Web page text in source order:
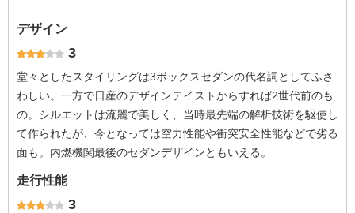
デザイン
3
堂々としたスタイリングは3ボックスセダンの代名詞としてふさ
わしい。一方で日産のデザインテイストからすれば2世代前のも
の。シルエットは流麗で美しく、当時最先端の解析技術を駆使し
て作られたが、今となっては空力性能や衝突安全性能などで劣る
面も。内燃機関最後のセダンデザインともいえる。
走行性能
3